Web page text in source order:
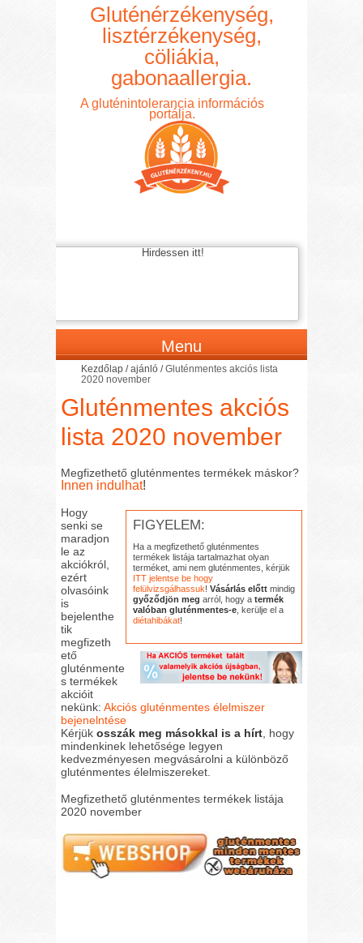
Gluténérzékenység,
lisztérzékenység,
cöliákia,
gabonaallergia.
A gluténintolerancia információs
portálja.
Hirdessen itt!
Menu
Kezdőlap /ajánló /Gluténmentes akciós lista
2020 november
Gluténmentes akciós
lista 2020 november
Megfizethető gluténmentes termékek máskor?
Innen indulhat!
FIGYELEM:
Ha a megfizethető gluténmentes
termékek listája tartalmazhat olyan
terméket, ami nem gluténmentes, kérjük
ITT jelentse be hogy
felülvizsgálhassuk! Vásárlás előttmindig
győződjön meg arról, hogy atermék
valóban gluténmentes-e, kerülje el a
diétahibákat!
Hogy
senki se
maradjon
le az
akciókról,
ezért
olvasóink
is
bejelenthe
tik
megfizeth
ető
gluténmente
s termékek
akcióit
nekünk:Akciós gluténmentes élelmiszer
bejenelntése
Kérjük osszák meg másokkal is a hírt , hogy
mindenkinek lehetősége legyen
kedvezményesen megvásárolni a különböző
gluténmentes élelmiszereket.
Megfizethető gluténmentes termékek listája
2020 november